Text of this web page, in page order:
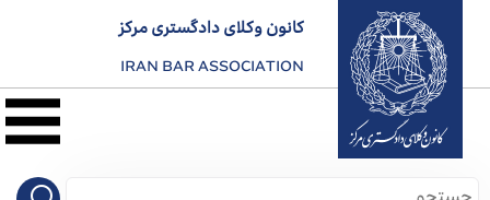
کانون وکلای دادگستری مرکز
IRAN BAR ASSOCIATION
نخست
معرفی
کانون